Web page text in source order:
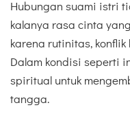
Hubungan suami istri
kalanya rasa cinta
karena rutinitas,
Dalam kondisi seperti
spiritual untuk
tangga.